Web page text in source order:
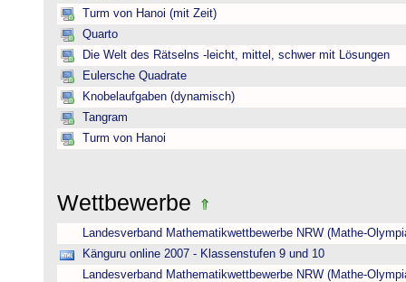
Turm von Hanoi (mit Zeit)
Quarto
Die Welt des Rätselns -leicht, mittel, schwer mit Lösungen
Eulersche Quadrate
Knobelaufgaben (dynamisch)
Tangram
Turm von Hanoi
Wettbewerbe
Landesverband Mathematikwettbewerbe NRW (Mathe-
Känguru online 2007 - Klassenstufen 9 und 10
Landesverband Mathematikwettbewerbe NRW (Mathe-